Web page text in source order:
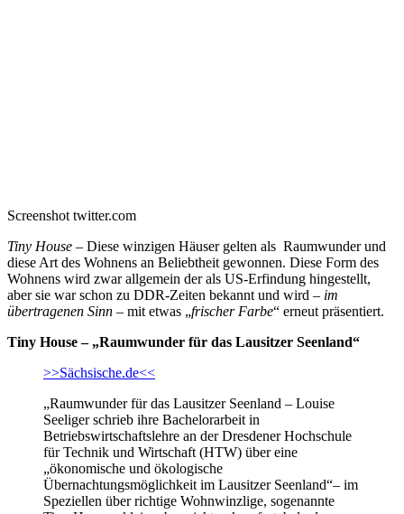
Screenshot twitter.com
Tiny House – Diese winzigen Häuser gelten als Raumwunder und
diese Art des Wohnens an Beliebtheit gewonnen. Diese Form des
Wohnens wird zwar allgemein der als US-Erfindung hingestellt,
aber sie war schon zu DDR-Zeiten bekannt und wird – im
übertragenen Sinn – mit etwas „frischer Farbe“ erneut präsentiert.
Tiny House – „Raumwunder für das Lausitzer Seenland“
>>Sächsische.de<<
„Raumwunder für das Lausitzer Seenland – Louise
Seeliger schrieb ihre Bachelorarbeit in
Betriebswirtschaftslehre an der Dresdener Hochschule
für Technik und Wirtschaft (HTW) über eine
„ökonomische und ökologische
Übernachtungsmöglichkeit im Lausitzer Seenland“– im
Speziellen über richtige Wohnwinzlige, sogenannte